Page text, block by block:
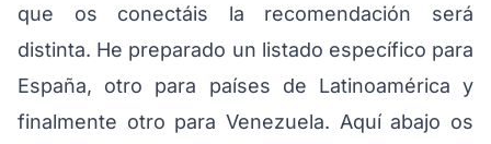
que os conectáis la recomendación será
distinta. He preparado un listado específico para
España, otro para países de Latinoamérica y
finalmente otro para Venezuela. Aquí abajo os